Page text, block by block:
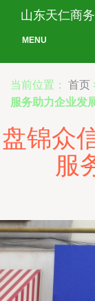
山东天仁商
MENU
当前位置： 首页
服务助力企业发
盘锦众
服